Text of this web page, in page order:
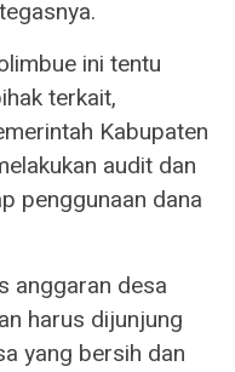
ini tentu
terkait,
Kabupaten
audit dan
penggunaan dana
anggaran desa
harus dijunjung
yang bersih dan